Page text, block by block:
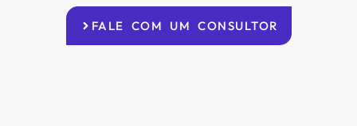
FALE COM UM CONSULTOR